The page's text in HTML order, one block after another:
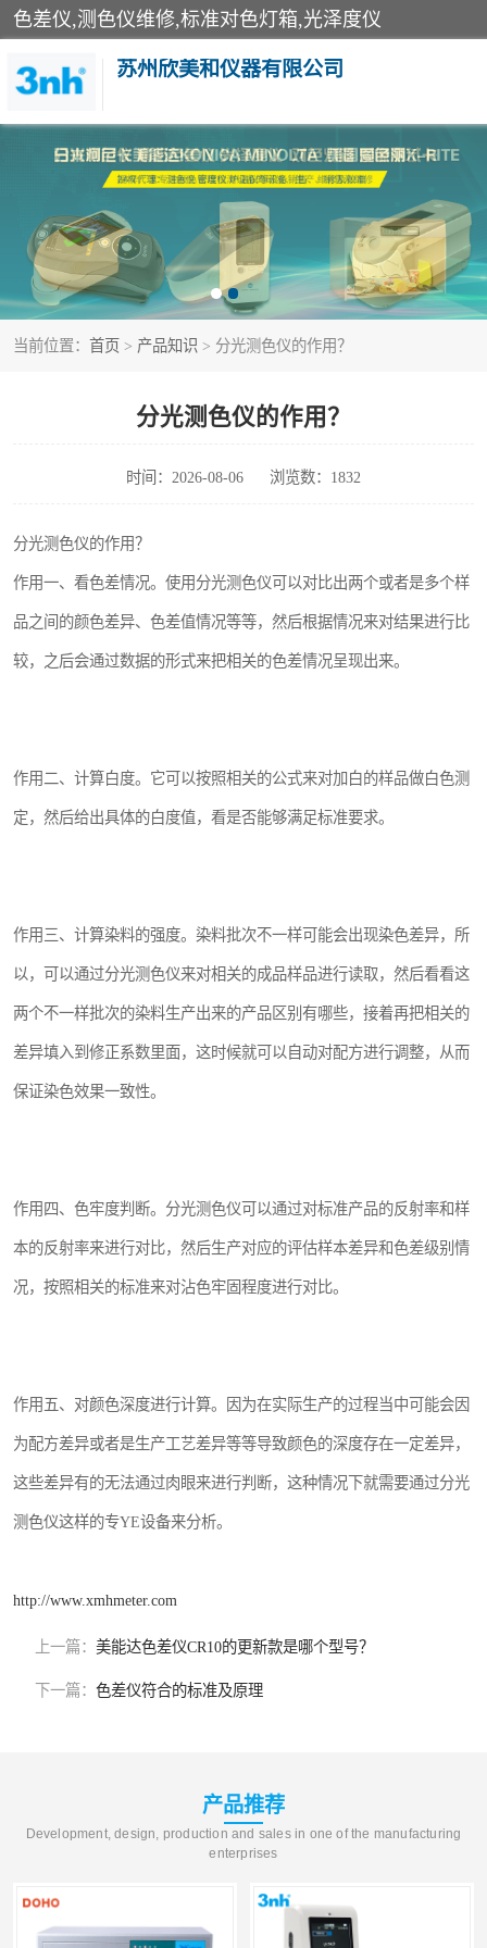
色差仪,测色仪维修,标准对色灯箱,光泽度仪
苏州欣美和仪器有限公司
当前位置： 首页 > 产品知识 > 分光测色仪的作用？
分光测色仪的作用？
时间：2026-08-06 浏览数：1832
分光测色仪的作用？
作用一、看色差情况。使用分光测色仪可以对比出两个或者是多个样
品之间的颜色差异、色差值情况等等，然后根据情况来对结果进行比
较，之后会通过数据的形式来把相关的色差情况呈现出来。
作用二、计算白度。它可以按照相关的公式来对加白的样品做白色测
定，然后给出具体的白度值，看是否能够满足标准要求。
作用三、计算染料的强度。染料批次不一样可能会出现染色差异，所
以，可以通过分光测色仪来对相关的成品样品进行读取，然后看看这
两个不一样批次的染料生产出来的产品区别有哪些，接着再把相关的
差异填入到修正系数里面，这时候就可以自动对配方进行调整，从而
保证染色效果一致性。
作用四、色牢度判断。分光测色仪可以通过对标准产品的反射率和样
本的反射率来进行对比，然后生产对应的评估样本差异和色差级别情
况，按照相关的标准来对沾色牢固程度进行对比。
作用五、对颜色深度进行计算。因为在实际生产的过程当中可能会因
为配方差异或者是生产工艺差异等等导致颜色的深度存在一定差异，
这些差异有的无法通过肉眼来进行判断，这种情况下就需要通过分光
测色仪这样的专YE设备来分析。
http://www.xmhmeter.com
上一篇： 美能达色差仪CR10的更新款是哪个型号？
下一篇： 色差仪符合的标准及原理
产品推荐
Development, design, production and sales in one of the manufacturing
enterprises
3nh色差仪
分光色差仪
美能达色差计
3nh分光测色仪
炉温仪维修
行业色差仪
配色软件
印刷看样台